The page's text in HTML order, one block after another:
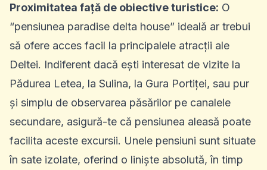
Proximitatea față de obiective turistice: O
“pensiunea paradise delta house” ideală ar trebui
să ofere acces facil la principalele atracții ale
Deltei. Indiferent dacă ești interesat de vizite la
Pădurea Letea, la Sulina, la Gura Portiței, sau pur
și simplu de observarea păsărilor pe canalele
secundare, asigură-te că pensiunea aleasă poate
facilita aceste excursii. Unele pensiuni sunt situate
în sate izolate, oferind o liniște absolută, în timp